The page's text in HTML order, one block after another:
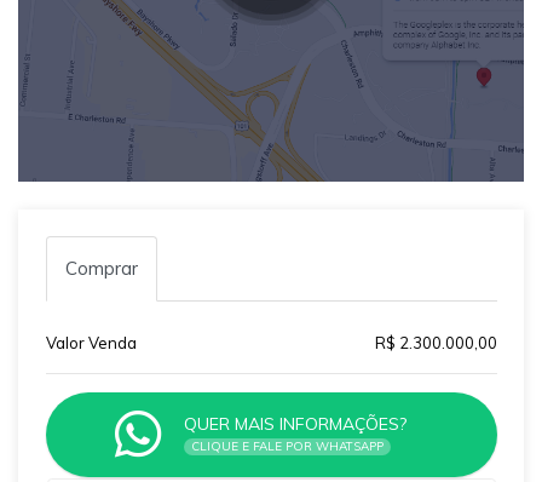
Comprar
Valor Venda R$ 2.300.000,00
QUER MAIS INFORMAÇÕES?
CLIQUE E FALE POR WHATSAPP